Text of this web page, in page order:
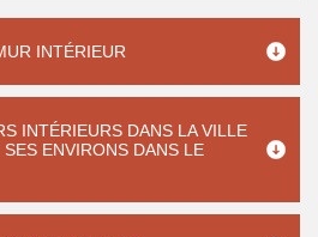
INTÉRIEUR
INTÉRIEURS DANS LA VILLE
ENVIRONS DANS LE